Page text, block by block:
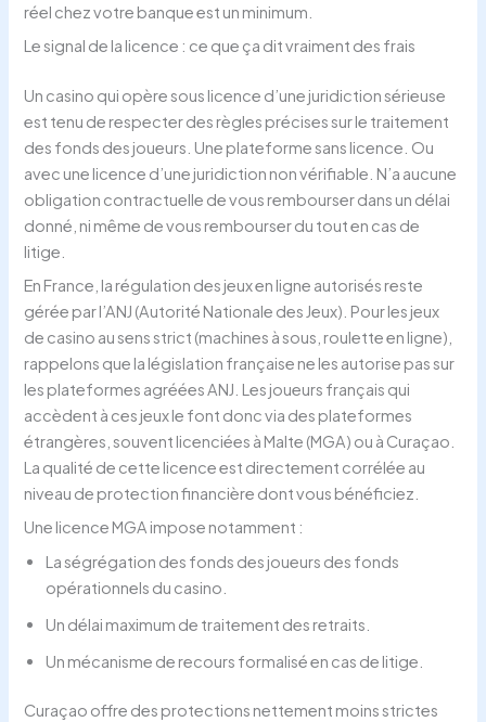
réel chez votre banque est un minimum.
Le signal de la licence : ce que ça dit vraiment des frais
Un casino qui opère sous licence d’une juridiction sérieuse
est tenu de respecter des règles précises sur le traitement
des fonds des joueurs. Une plateforme sans licence. Ou
avec une licence d’une juridiction non vérifiable. N’a aucune
obligation contractuelle de vous rembourser dans un délai
donné, ni même de vous rembourser du tout en cas de
litige.
En France, la régulation des jeux en ligne autorisés reste
gérée par l’ANJ (Autorité Nationale des Jeux). Pour les jeux
de casino au sens strict (machines à sous, roulette en ligne),
rappelons que la législation française ne les autorise pas sur
les plateformes agréées ANJ. Les joueurs français qui
accèdent à ces jeux le font donc via des plateformes
étrangères, souvent licenciées à Malte (MGA) ou à Curaçao.
La qualité de cette licence est directement corrélée au
niveau de protection financière dont vous bénéficiez.
Une licence MGA impose notamment :
La ségrégation des fonds des joueurs des fonds
opérationnels du casino.
Un délai maximum de traitement des retraits.
Un mécanisme de recours formalisé en cas de litige.
Curaçao offre des protections nettement moins strictes